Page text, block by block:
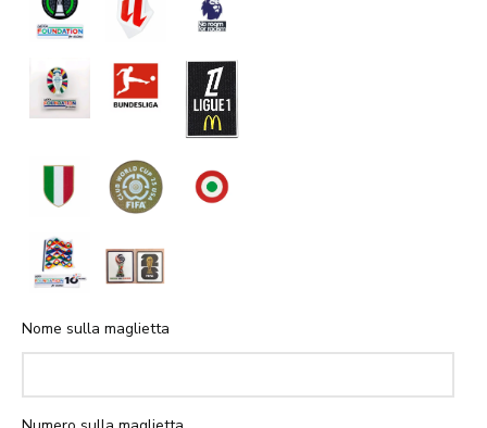
Nome sulla maglietta